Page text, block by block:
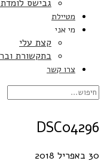
גבישס לומדת
מטיילת
מי אני
קצת עלי
בתקשורת
צרו קשר
DSC04296
30 באפריל 2018